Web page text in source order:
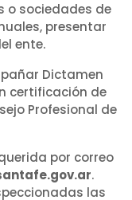
o sociedades de
presentar
ente.
Dictamen
certificación de
Profesional de
por correo
.
las